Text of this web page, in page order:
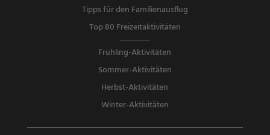
Tipps für den Familienausflug
Top 80 Freizeitaktivitäten
Frühling-Aktivitäten
Sommer-Aktivitäten
Herbst-Aktivitäten
Winter-Aktivitäten